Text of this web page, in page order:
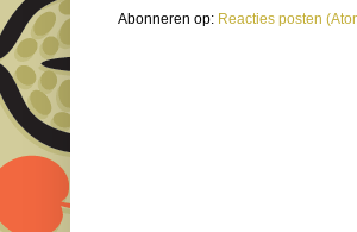
Abonneren op: Reacties posten